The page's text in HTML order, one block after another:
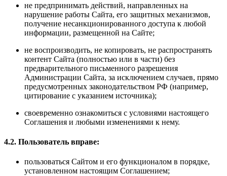
не предпринимать действий, направленных на
нарушение работы Сайта, его защитных механизмов,
получение несанкционированного доступа к любой
информации, размещенной на Сайте;
не воспроизводить, не копировать, не распространять
контент Сайта (полностью или в части) без
предварительного письменного разрешения
Администрации Сайта, за исключением случаев, прямо
предусмотренных законодательством РФ (например,
цитирование с указанием источника);
своевременно ознакомиться с условиями настоящего
Соглашения и любыми изменениями к нему.
4.2. Пользователь вправе:
пользоваться Сайтом и его функционалом в порядке,
установленном настоящим Соглашением;